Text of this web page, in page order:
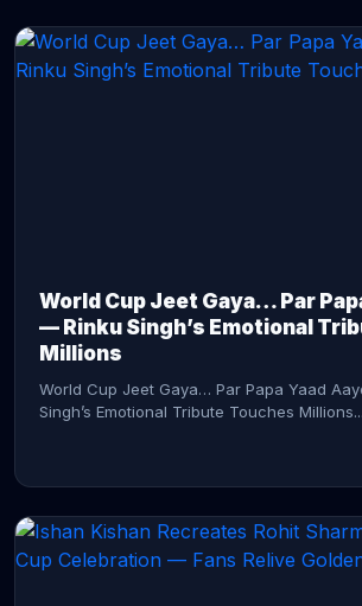
World Cup Jeet Gaya… Par
— Rinku Singh’s Emotional
Millions
World Cup Jeet Gaya… Par Papa Yaad
Singh’s Emotional Tribute Touches Millions...